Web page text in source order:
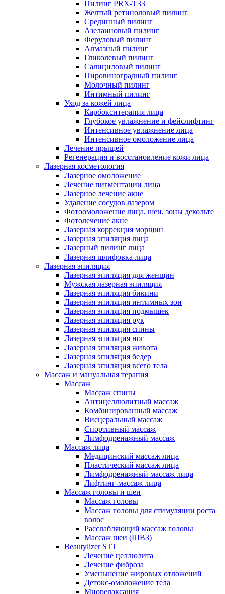
Пилинг PRX-T33
Желтый ретиноловый пилинг
Срединный пилинг
Азелаиновый пилинг
Феруловый пилинг
Алмазный пилинг
Гликолевый пилинг
Салициловый пилинг
Пировиноградный пилинг
Молочный пилинг
Интимный пилинг
Уход за кожей лица
Карбокситерапия лица
Глубокое увлажнение и фейслифтинг
Интенсивное увлажнение лица
Интенсивное омоложение лица
Лечение прыщей
Регенерация и восстановление кожи лица
Лазерная косметология
Лазерное омоложение
Лечение пигментации лица
Лазерное лечение акне
Удаление сосудов лазером
Фотоомоложение лица, шеи, зоны декольте
Фотолечение акне
Лазерная коррекция морщин
Лазерная эпиляция лица
Лазерный пилинг лица
Лазерная шлифовка лица
Лазерная эпиляция
Лазерная эпиляция для женщин
Мужская лазерная эпиляция
Лазерная эпиляция бикини
Лазерная эпиляция интимных зон
Лазерная эпиляция подмышек
Лазерная эпиляция рук
Лазерная эпиляция спины
Лазерная эпиляция ног
Лазерная эпиляция живота
Лазерная эпиляция бедер
Лазерная эпиляция всего тела
Массаж и мануальная терапия
Массаж
Массаж спины
Антицеллюлитный массаж
Комбинированный массаж
Висцеральный массаж
Спортивный массаж
Лимфодренажный массаж
Массаж лица
Медицинский массаж лица
Пластический массаж лица
Лимфодренажный массаж лица
Лифтинг-массаж лица
Массаж головы и шеи
Массаж головы
Массаж головы для стимуляции роста
волос
Расслабляющий массаж головы
Массаж шеи (ШВЗ)
Beautylizer STT
Лечение целлюлита
Лечение фиброза
Уменьшение жировых отложений
Детокс-омоложение тела
Миорелаксация